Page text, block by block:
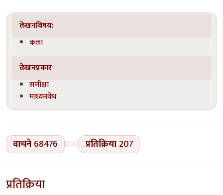
लेखनविषय:
कला
लेखनप्रकार
समीक्षा
माध्यमवेध
वाचने 68476 प्रतिक्रिया 207
प्रतिक्रिया